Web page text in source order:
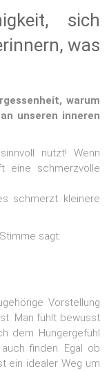
sich
was
warum
unseren inneren
nutzt! Wenn
eine schmerzvolle
schmerzt kleinere
sagt:
Vorstellung
Man fühlt bewusst
dem Hungergefühl
finden. Egal ob
ein idealer Weg um